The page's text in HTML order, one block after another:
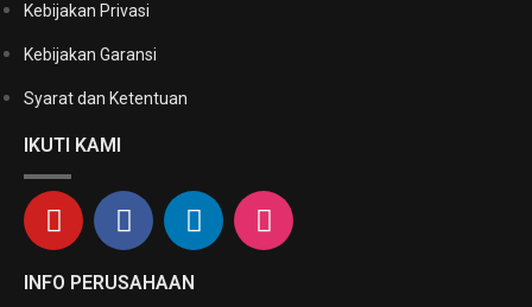
Kebijakan Privasi
Kebijakan Garansi
Syarat dan Ketentuan
IKUTI KAMI
INFO PERUSAHAAN